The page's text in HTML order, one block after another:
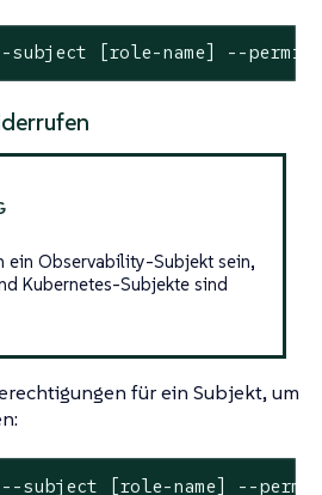
[role-name] --
ein Observability-Subjekt sein,
Kubernetes-Subjekte sind
für ein Subjekt, um
subject [role-name] --